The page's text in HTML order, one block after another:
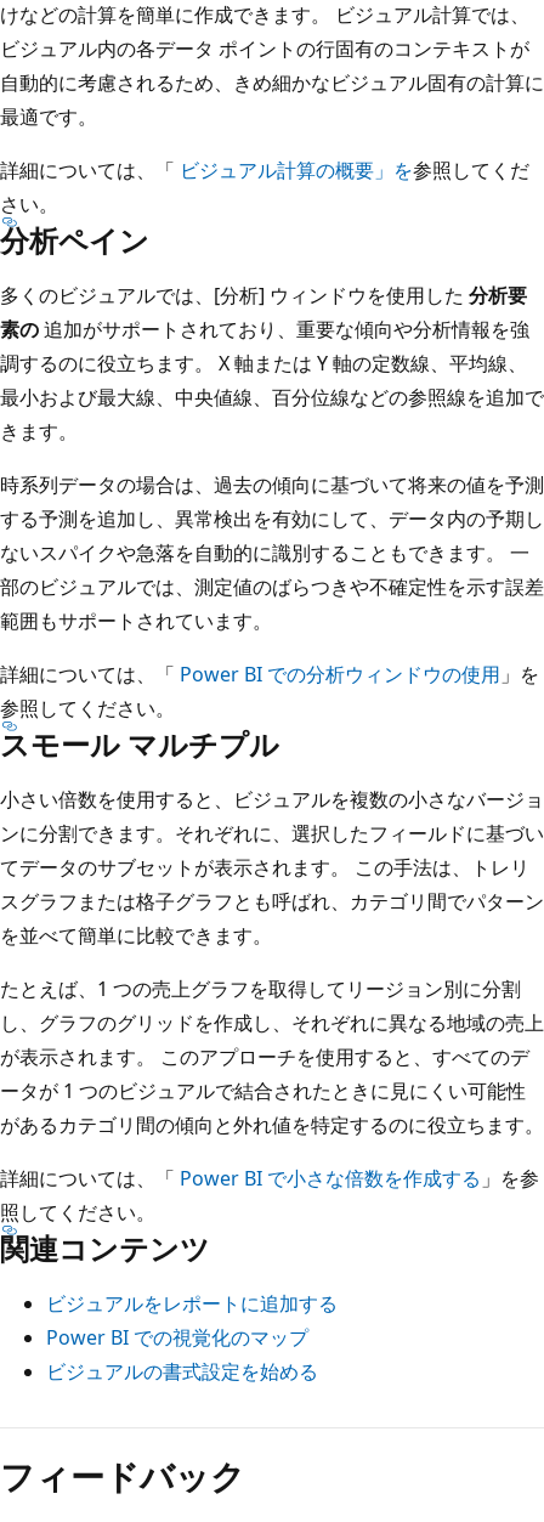
けなどの計算を簡単に作成できます。 ビジュアル計算では、
ビジュアル内の各データ ポイントの行固有のコンテキストが
自動的に考慮されるため、きめ細かなビジュアル固有の計算に
最適です。
詳細については、「 ビジュアル計算の概要」を参照してくだ
さい。
分析ペイン
多くのビジュアルでは、[分析] ウィンドウを使用した 分析要
素の追加がサポートされており、重要な傾向や分析情報を強
調するのに役立ちます。 X 軸または Y 軸の定数線、平均線、
最小および最大線、中央値線、百分位線などの参照線を追加で
きます。
時系列データの場合は、過去の傾向に基づいて将来の値を予測
する予測を追加し、異常検出を有効にして、データ内の予期し
ないスパイクや急落を自動的に識別することもできます。 一
部のビジュアルでは、測定値のばらつきや不確定性を示す誤差
範囲もサポートされています。
詳細については、「 Power BI での分析ウィンドウの使用 」を
参照してください。
スモール マルチプル
小さい倍数を使用すると、ビジュアルを複数の小さなバージョ
ンに分割できます。それぞれに、選択したフィールドに基づい
てデータのサブセットが表示されます。 この手法は、トレリ
スグラフまたは格子グラフとも呼ばれ、カテゴリ間でパターン
を並べて簡単に比較できます。
たとえば、1 つの売上グラフを取得してリージョン別に分割
し、グラフのグリッドを作成し、それぞれに異なる地域の売上
が表示されます。 このアプローチを使用すると、すべてのデ
ータが 1 つのビジュアルで結合されたときに見にくい可能性
があるカテゴリ間の傾向と外れ値を特定するのに役立ちます。
詳細については、「 Power BI で小さな倍数を作成する 」を参
照してください。
関連コンテンツ
ビジュアルをレポートに追加する
Power BI での視覚化のマップ
ビジュアルの書式設定を始める
フィードバック